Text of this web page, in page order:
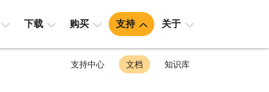
下载 购买 支持 关于
支持中心 文档 知识库